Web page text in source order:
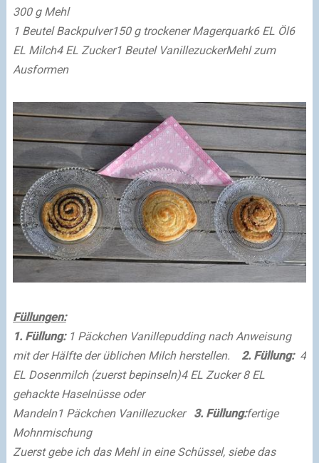
300 g Mehl
1 Beutel Backpulver150 g trockener Magerquark6 EL Öl6
EL Milch4 EL Zucker1 Beutel VanillezuckerMehl zum
Ausformen
Füllungen:
1. Füllung: 1 Päckchen Vanillepudding nach Anweisung
mit der Hälfte der üblichen Milch herstellen. 2. Füllung: 4
EL Dosenmilch (zuerst bepinseln)4 EL Zucker8 EL
gehackte Haselnüsse oder
Mandeln1 PäckchenVanillezucker3. Füllung:fertige
Mohnmischung
Zuerst gebe ich das Mehl in eine Schüssel, siebe das